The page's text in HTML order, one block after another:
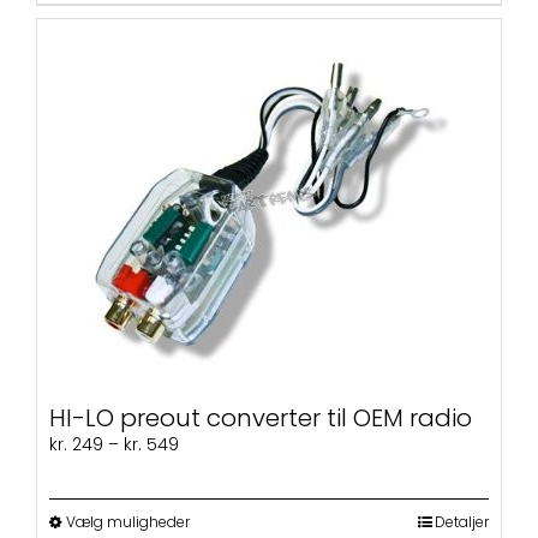
HI-LO preout converter til OEM radio
kr. 249 – kr. 549
kr. 549
Vælg mulighederDette
Detaljer